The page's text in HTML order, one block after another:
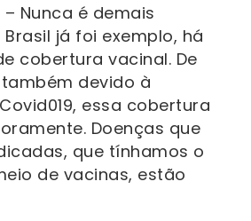
– Nunca é demais
já foi exemplo, há
cobertura vacinal. De
também devido à
essa cobertura
Doenças que
que tínhamos o
de vacinas, estão